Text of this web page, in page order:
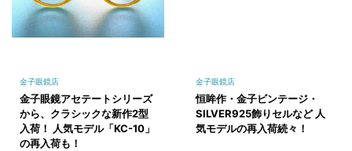
金子眼鏡店
金子眼鏡アセテートシリーズ
から、クラシックな新作2型
入荷！ 人気モデル「KC-10」
の再入荷も！
金子眼鏡店
恒眸作・金子ビンテージ・
SILVER925飾りセルなど 人
気モデルの再入荷続々！